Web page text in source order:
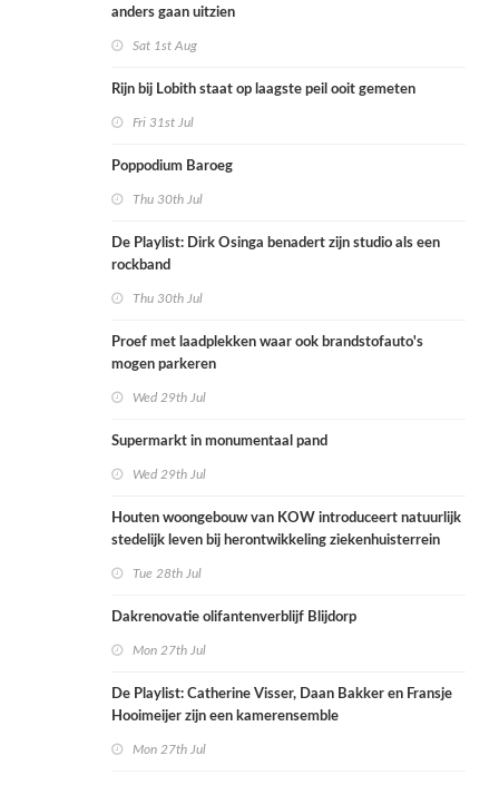
anders gaan uitzien
Sat 1st Aug
Rijn bij Lobith staat op laagste peil ooit gemeten
Fri 31st Jul
Poppodium Baroeg
Thu 30th Jul
De Playlist: Dirk Osinga benadert zijn studio als een
rockband
Thu 30th Jul
Proef met laadplekken waar ook brandstofauto's
mogen parkeren
Wed 29th Jul
Supermarkt in monumentaal pand
Wed 29th Jul
Houten woongebouw van KOW introduceert natuurlijk
stedelijk leven bij herontwikkeling ziekenhuisterrein
Tue 28th Jul
Dakrenovatie olifantenverblijf Blijdorp
Mon 27th Jul
De Playlist: Catherine Visser, Daan Bakker en Fransje
Hooimeijer zijn een kamerensemble
Mon 27th Jul